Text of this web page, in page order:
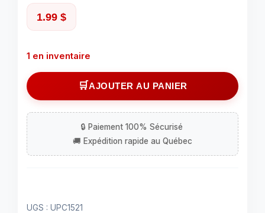
1.99 $
1 en inventaire
quantité
de
intégré
(IC)
UPC1521
AJOUTER AU PANIER
UGS : UPC1521